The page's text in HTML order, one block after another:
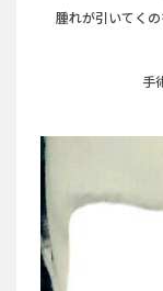
腫れが引いてくの
手